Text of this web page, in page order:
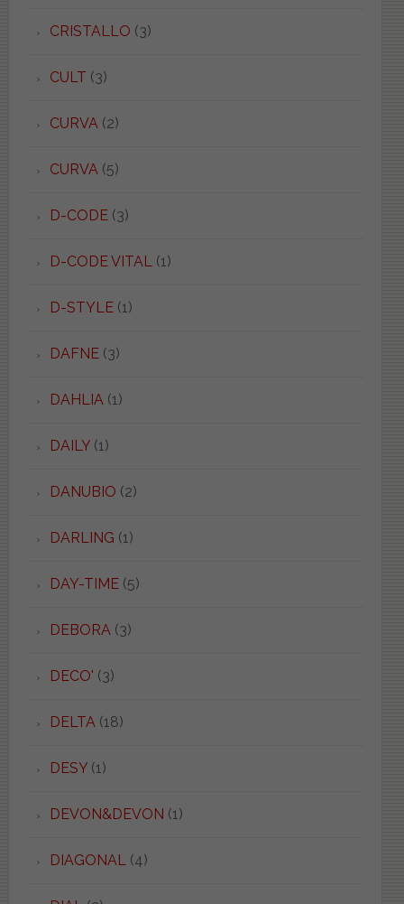
CRISTALLO (3)
CULT (3)
CURVA (2)
CURVA (5)
D-CODE(3)
D-CODE VITAL (1)
D-STYLE(1)
DAFNE(3)
DAHLIA (1)
DAILY(1)
DANUBIO (2)
DARLING (1)
DAY-TIME(5)
DEBORA (3)
DECO' (3)
DELTA (18)
DESY(1)
DEVON&DEVON (1)
DIAGONAL (4)